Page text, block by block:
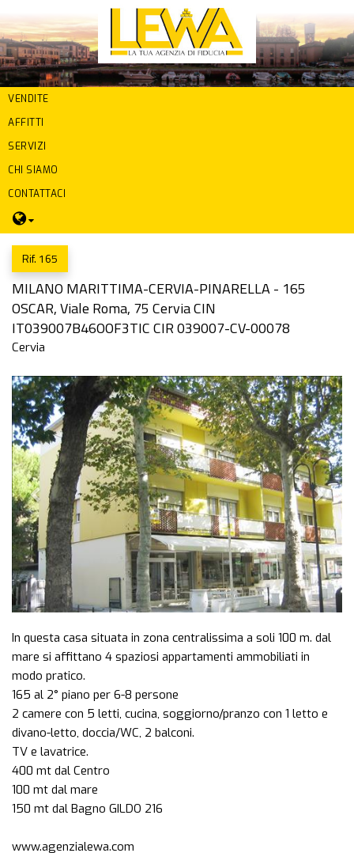
VENDITE
AFFITTI
SERVIZI
CHI SIAMO
CONTATTACI
Rif. 165
MILANO MARITTIMA-CERVIA-PINARELLA - 165
OSCAR, Viale Roma, 75 Cervia CIN
IT039007B46OOF3TIC CIR 039007-CV-00078
Cervia
Previous Next
In questa casa situata in zona centralissima a soli 100 m. dal
mare si affittano 4 spaziosi appartamenti ammobiliati in
modo pratico.
165 al 2° piano per 6-8 persone
2 camere con 5 letti, cucina, soggiorno/pranzo con 1 letto e
divano-letto, doccia/WC, 2 balconi.
TV e lavatrice.
400 mt dal Centro
100 mt dal mare
150 mt dal Bagno GILDO 216
www.agenzialewa.com